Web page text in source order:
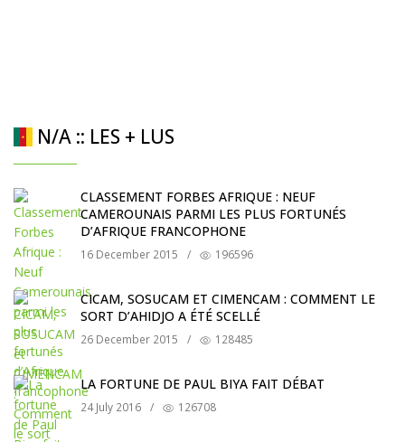
N/A :: LES + LUS
CLASSEMENT FORBES AFRIQUE : NEUF
CAMEROUNAIS PARMI LES PLUS FORTUNÉS
D’AFRIQUE FRANCOPHONE
16 December 2015 / 196596
CICAM, SOSUCAM ET CIMENCAM : COMMENT LE
SORT D’AHIDJO A ÉTÉ SCELLÉ
26 December 2015 / 128485
LA FORTUNE DE PAUL BIYA FAIT DÉBAT
24 July 2016 / 126708